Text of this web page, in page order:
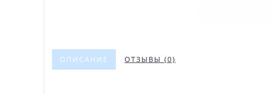
ОПИСАНИЕ ОТЗЫВЫ (0)